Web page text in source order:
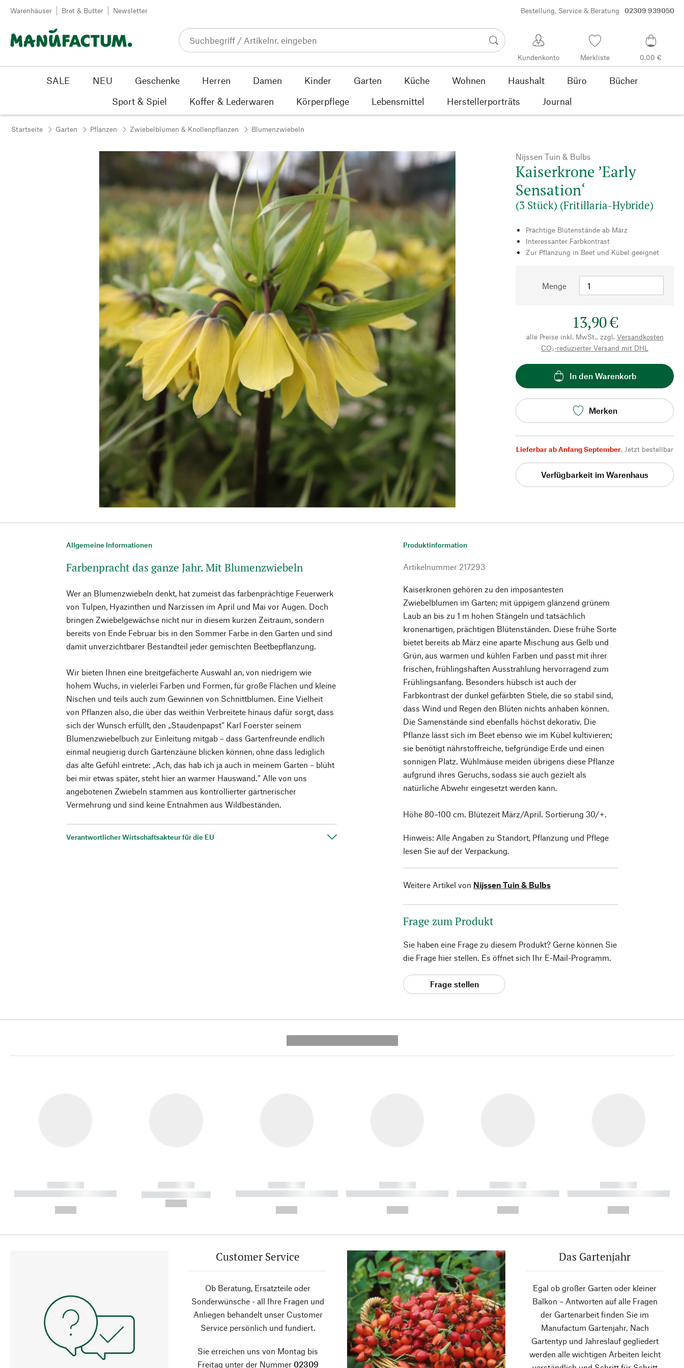
Zum Inhalt springen
Warenhäuser Brot & Butter Newsletter Bestellung, Service & Beratung 02309 939050
Kundenkonto Merkliste 0,00 €
SALE NEU Geschenke Herren Damen Kinder Garten Küche Wohnen Haushalt Büro
Bücher
Sport & Spiel
Koffer & Lederwaren Körperpflege Lebensmittel Herstellerporträts Journal
Startseite Garten Pflanzen Zwiebelblumen & Knollenpflanzen Blumenzwiebeln
Nijssen Tuin & Bulbs
Kaiserkrone ’Early
Sensation‘
(3 Stück) (Fritillaria-Hybride)
Prächtige Blütenstände ab März
Interessanter Farbkontrast
Zur Pflanzung in Beet und Kübel geeignet
Menge
13,90 €
alle Preise inkl. MwSt., zzgl. Versandkosten
CO₂-reduzierter Versand mit DHL
In den Warenkorb
Merken
Lieferbar ab Anfang September, Jetzt bestellbar
Verfügbarkeit im Warenhaus
Allgemeine Informationen
Farbenpracht das ganze Jahr. Mit Blumenzwiebeln
Wer an Blumenzwiebeln denkt, hat zumeist das farbenprächtige Feuerwerk
von Tulpen, Hyazinthen und Narzissen im April und Mai vor Augen. Doch
bringen Zwiebelgewächse nicht nur in diesem kurzen Zeitraum, sondern
bereits von Ende Februar bis in den Sommer Farbe in den Garten und sind
damit unverzichtbarer Bestandteil jeder gemischten Beetbepflanzung.
Wir bieten Ihnen eine breitgefächerte Auswahl an, von niedrigem wie
hohem Wuchs, in vielerlei Farben und Formen, für große Flächen und kleine
Nischen und teils auch zum Gewinnen von Schnittblumen. Eine Vielheit
von Pflanzen also, die über das weithin Verbreitete hinaus dafür sorgt, dass
sich der Wunsch erfüllt, den „Staudenpapst“ Karl Foerster seinem
Blumenzwiebelbuch zur Einleitung mitgab – dass Gartenfreunde endlich
einmal neugierig durch Gartenzäune blicken können, ohne dass lediglich
das alte Gefühl eintrete: „Ach, das hab ich ja auch in meinem Garten – blüht
bei mir etwas später, steht hier an warmer Hauswand.“ Alle von uns
angebotenen Zwiebeln stammen aus kontrollierter gärtnerischer
Vermehrung und sind keine Entnahmen aus Wildbeständen.
Verantwortlicher Wirtschaftsakteur für die EU
Produktinformation
Artikelnummer 217293
Kaiserkronen gehören zu den imposantesten
Zwiebelblumen im Garten; mit üppigem glänzend grünem
Laub an bis zu 1 m hohen Stängeln und tatsächlich
kronenartigen, prächtigen Blütenständen. Diese frühe Sorte
bietet bereits ab März eine aparte Mischung aus Gelb und
Grün, aus warmen und kühlen Farben und passt mit ihrer
frischen, frühlingshaften Ausstrahlung hervorragend zum
Frühlingsanfang. Besonders hübsch ist auch der
Farbkontrast der dunkel gefärbten Stiele, die so stabil sind,
dass Wind und Regen den Blüten nichts anhaben können.
Die Samenstände sind ebenfalls höchst dekorativ. Die
Pflanze lässt sich im Beet ebenso wie im Kübel kultivieren;
sie benötigt nährstoffreiche, tiefgründige Erde und einen
sonnigen Platz. Wühlmäuse meiden übrigens diese Pflanze
aufgrund ihres Geruchs, sodass sie auch gezielt als
natürliche Abwehr eingesetzt werden kann.
Höhe 80–100 cm. Blütezeit März/April. Sortierung 30/+.
Hinweis: Alle Angaben zu Standort, Pflanzung und Pflege
lesen Sie auf der Verpackung.
Weitere Artikel von Nijssen Tuin & Bulbs
Frage zum Produkt
Sie haben eine Frage zu diesem Produkt? Gerne können Sie
die Frage hier stellen. Es öffnet sich Ihr E-Mail-Programm.
Frage stellen
------------
----------- ----------- ----------
------------
----------- -----------
------------
----------- ----------- ----------
------------
----------- ----------- ----------
------------
----------- ----------- ----------
------------
----------- ----------- ----------
Customer Service
Ob Beratung, Ersatzteile oder
Sonderwünsche - all Ihre Fragen und
Anliegen behandelt unser Customer
Service persönlich und fundiert.
Sie erreichen uns von Montag bis
Freitag unter der Nummer 02309
Das Gartenjahr
Egal ob großer Garten oder kleiner
Balkon – Antworten auf alle Fragen
der Gartenarbeit finden Sie im
Manufactum Gartenjahr. Nach
Gartentyp und Jahreslauf gegliedert
werden alle wichtigen Arbeiten leicht